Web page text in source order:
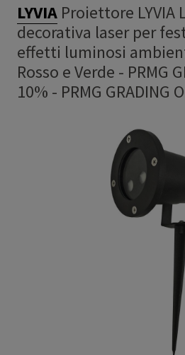
LYVIA Proiettore LYVIA
decorativa laser per
effetti luminosi
Rosso e Verde - PRMG
10% - PRMG GRADING